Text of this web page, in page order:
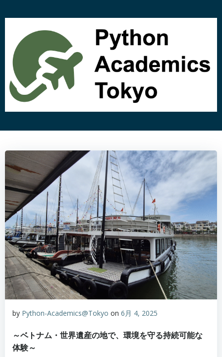
ン
ン
ツ
へ
キ
ッ
プ
by Python-Academics@Tokyo on 6月 4, 2025
～ベトナム・世界遺産の地で、環境を守る持続可能な
体験～